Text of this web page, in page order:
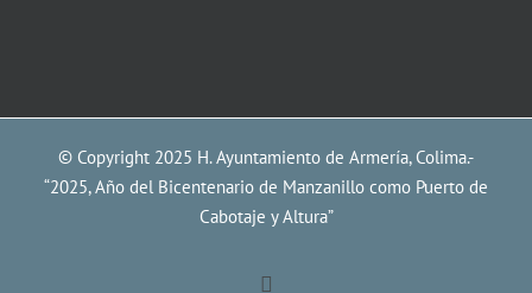
© Copyright 2025 H. Ayuntamiento de Armería, Colima.-
“2025, Año del Bicentenario de Manzanillo como Puerto de
Cabotaje y Altura”